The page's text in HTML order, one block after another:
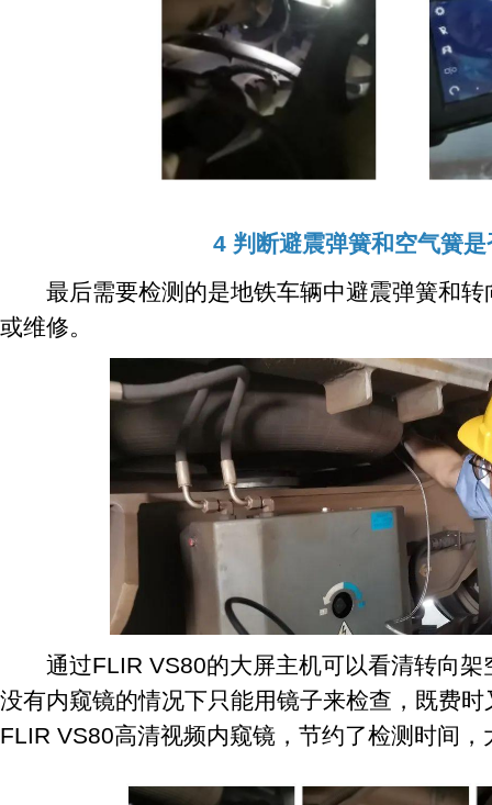
4 判断避震弹簧和空气簧
最后需要检测的是地铁车辆中避震弹簧和转
或维修。
通过FLIR VS80的大屏主机可以看清转向架
没有内窥镜的情况下只能用镜子来检查，既费
FLIR VS80高清视频内窥镜，节约了检测时间